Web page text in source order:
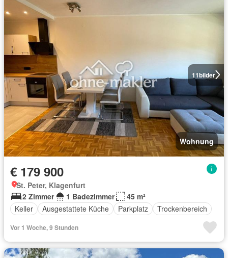
11bilder
Wohnung
€ 179 900
St. Peter, Klagenfurt
2 Zimmer
1 Badezimmer
45 m²
Keller
Ausgestattete Küche Parkplatz Trockenbereich
Vor 1 Woche, 9 Stunden